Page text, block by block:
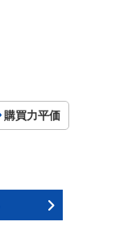
購買力平価